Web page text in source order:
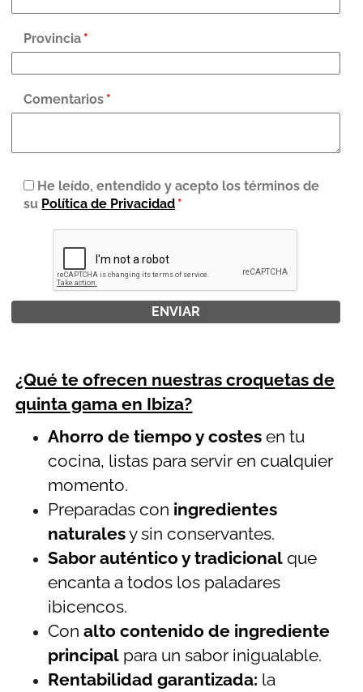
Provincia *
Comentarios *
He leído, entendido y acepto los términos de
su Política de Privacidad *
¿Qué te ofrecen nuestras croquetas de
quinta gama en Ibiza?
Ahorro de tiempo y costes en tu
cocina, listas para servir en cualquier
momento.
Preparadas con ingredientes
naturalesy sin conservantes.
Sabor auténtico y tradicional que
encanta a todos los paladares
ibicencos.
Conalto contenido de ingrediente
principal para un sabor inigualable.
Rentabilidad garantizada: la